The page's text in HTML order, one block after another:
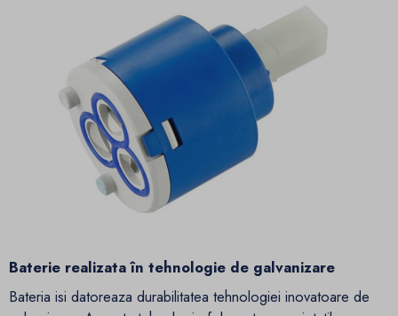
Baterie realizata în tehnologie de galvanizare
Bateria isi datoreaza durabilitatea tehnologiei inovatoare de